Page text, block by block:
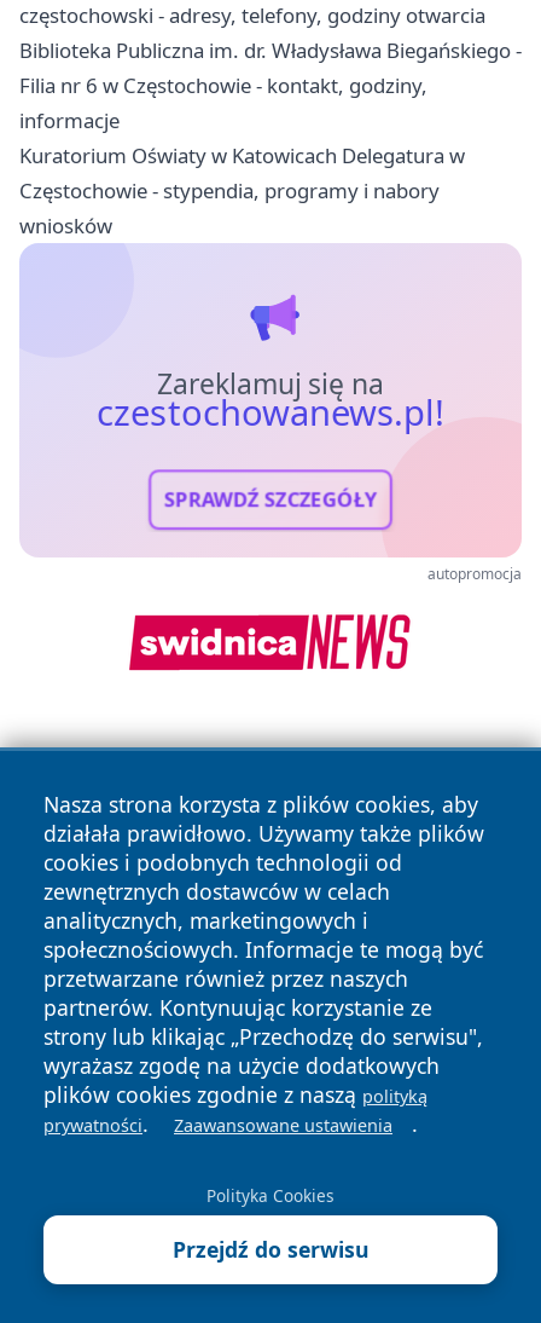
częstochowski - adresy, telefony, godziny otwarcia
Biblioteka Publiczna im. dr. Władysława Biegańskiego -
Filia nr 6 w Częstochowie - kontakt, godziny,
informacje
Kuratorium Oświaty w Katowicach Delegatura w
Częstochowie - stypendia, programy i nabory
wniosków
Zareklamuj się na
czestochowanews.pl!
SPRAWDŹ SZCZEGÓŁY
autopromocja
Nasza strona korzysta z plików cookies, aby
działała prawidłowo. Używamy także plików
cookies i podobnych technologii od
zewnętrznych dostawców w celach
analitycznych, marketingowych i
społecznościowych. Informacje te mogą być
przetwarzane również przez naszych
partnerów. Kontynuując korzystanie ze
strony lub klikając „Przechodzę do serwisu",
wyrażasz zgodę na użycie dodatkowych
plików cookies zgodnie z naszą polityką
prywatności. Zaawansowane ustawienia .
Polityka Cookies
Przejdź do serwisu
Copyright © 2026 czestochowanews.pl Wszystkie prawa
zastrzeżone.
News Autorzy
Polityka
Prywatności
Polityka
Cookies
cześć